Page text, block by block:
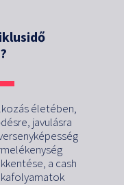
életében,
javulásra
a cash